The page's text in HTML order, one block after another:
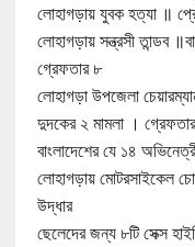
লোহাগড়ায় যুবক হত্যা ॥
লোহাগড়ায় সন্ত্রসী তান্ডব
গ্রেফতার ৮
লোহাগড়া উপজেলা
দুদকের ২ মামলা ।
বাংলাদেশের যে ১৪
লোহাগড়ায় মোটরসাইকেল
উদ্ধার
ছেলেদের জন্য ৮টি সেক্স